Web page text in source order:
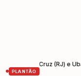
PLANTÃO
Cruz (RJ) e Ubatuba